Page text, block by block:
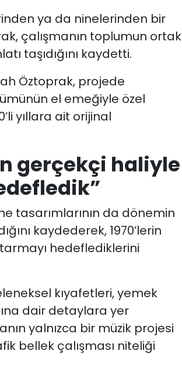
ya da ninelerinden bir
çalışmanın toplumun ortak
taşıdığını kaydetti.
Öztoprak, projede
el emeğiyle özel
yıllara ait orijinal
gerçekçi haliyle
tasarımlarının da dönemin
kaydederek, 1970’lerin
hedeflediklerini
kıyafetleri, yemek
dair detaylara yer
yalnızca bir müzik projesi
bellek çalışması niteliği